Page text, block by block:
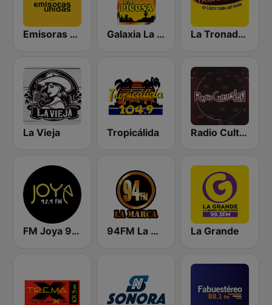
Emisoras Unidas Galaxia La Picosa La Tronadora
La Vieja Tropicálida Radio Cultural TGN
FM Joya 92.9 94FM La Marca La Grande